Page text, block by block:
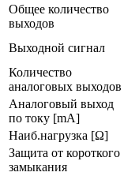
Общее количество
выходов
Выходной сигнал
Количество
аналоговых выходов
Аналоговый выход
по току [mA]
Наиб.нагрузка [Ω]
Защита от короткого
замыкания